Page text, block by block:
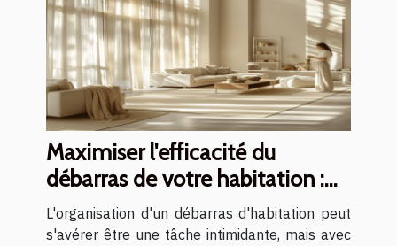
Maximiser l'efficacité du
débarras de votre habitation :
conseils et stratégies
L'organisation d'un débarras d'habitation peut
s'avérer être une tâche intimidante, mais avec